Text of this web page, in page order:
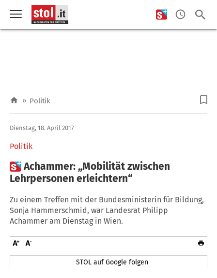
» Politik
Politik
Dienstag, 18. April 2017
Achammer: „Mobilität zwischen
Lehrpersonen erleichtern“
Zu einem Treffen mit der Bundesministerin für Bildung,
Sonja Hammerschmid, war Landesrat Philipp
Achammer am Dienstag in Wien.
STOL auf Google folgen